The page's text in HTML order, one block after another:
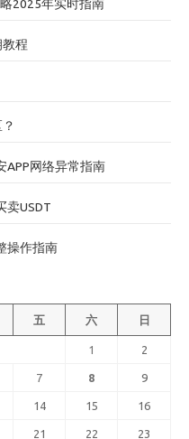
2025年实时指南
程
APP网络异常指南
卖USDT
操作指南
五 六 日
1 2
7 8 9
14 15 16
21 22 23